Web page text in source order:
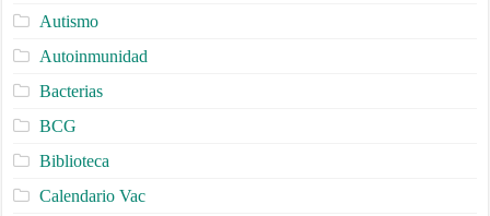
Autismo
Autoinmunidad
Bacterias
BCG
Biblioteca
Calendario Vac